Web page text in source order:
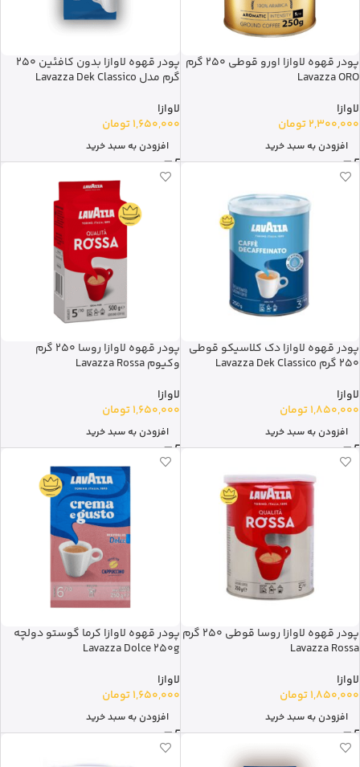
پودر قهوه لاوازا اورو قوطی 250 گرم
Lavazza ORO
لاوازا
2,300,000تومان
افزودن به سبد خرید
پودر قهوه لاوازا بدون کافئین 250
گرم مدل Lavazza Dek Classico
لاوازا
1,650,000 تومان
افزودن به سبد خرید
پودر قهوه لاوازا دک کلاسیکو قوطی
250 گرم Lavazza Dek Classico
لاوازا
1,850,000تومان
افزودن به سبد خرید
پودر قهوه لاوازا روسا 250 گرم
وکیوم Lavazza Rossa
لاوازا
1,650,000 تومان
افزودن به سبد خرید
پودر قهوه لاوازا روسا قوطی 250 گرم
Lavazza Rossa
لاوازا
1,850,000تومان
افزودن به سبد خرید
پودر قهوه لاوازا کرما گوستو دولچه
Lavazza Dolce 250g
لاوازا
1,650,000 تومان
افزودن به سبد خرید